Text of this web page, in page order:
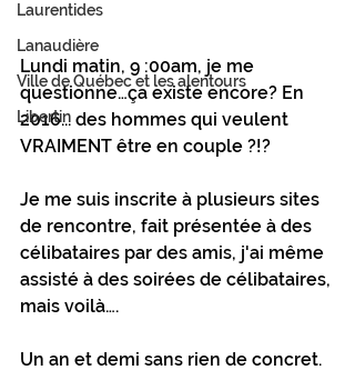
Laurentides
Lanaudière
Ville de Québec et les alentours
Libertin
Lundi matin, 9 :00am, je me
questionne…ça existe encore? En
2016... des hommes qui veulent
VRAIMENT être en couple ?!?
Je me suis inscrite à plusieurs sites
de rencontre, fait présentée à des
célibataires par des amis, j'ai même
assisté à des soirées de célibataires,
mais voilà….
Un an et demi sans rien de concret.